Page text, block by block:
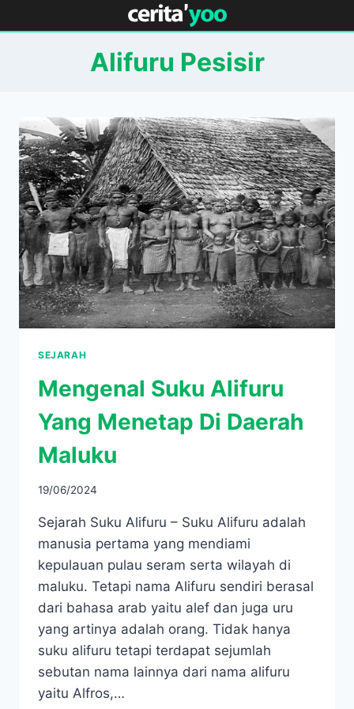
to
Alifuru Pesisir
SEJARAH
Mengenal Suku Alifuru
Yang Menetap Di Daerah
Maluku
19/06/2024
Sejarah Suku Alifuru – Suku Alifuru adalah
manusia pertama yang mendiami
kepulauan pulau seram serta wilayah di
maluku. Tetapi nama Alifuru sendiri berasal
dari bahasa arab yaitu alef dan juga uru
yang artinya adalah orang. Tidak hanya
suku alifuru tetapi terdapat sejumlah
sebutan nama lainnya dari nama alifuru
yaitu Alfros,…